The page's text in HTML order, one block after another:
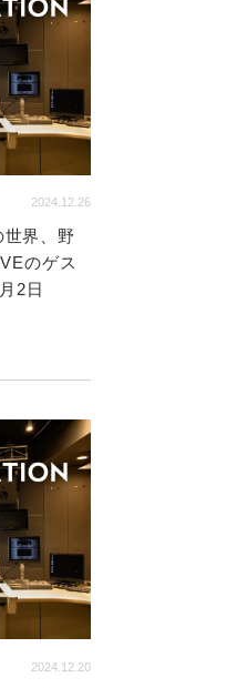
2024.12.26
界、野
のゲス
2日
2024.12.20